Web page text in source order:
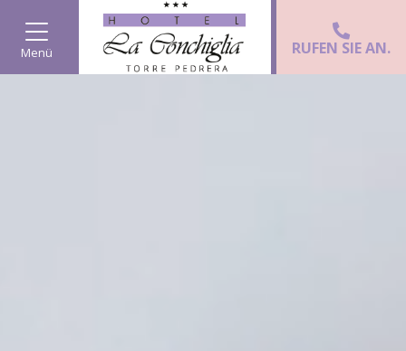
Menü RUFEN SIE AN.